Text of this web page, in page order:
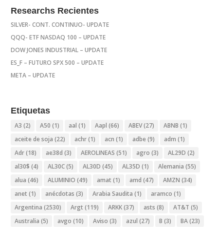
Researchs Recientes
SILVER- CONT. CONTINUO- UPDATE
QQQ- ETF NASDAQ 100 – UPDATE
DOW JONES INDUSTRIAL – UPDATE
ES_F – FUTURO SPX 500 – UPDATE
META – UPDATE
Etiquetas
A3 (2) A50 (1) aal (1) Aapl (66) ABEV(27) ABNB (1)
aceite de soja (22) achr(1) acn (1) adbe (9) adm (1)
Adr(18) ae38d (3) AEROLINEAS (51) agro (3) AL29D (2)
al30$ (4) AL30C(5) AL30D (45) AL35D (1) Alemania (55)
alua (46) ALUMINIO (49) amat (1) amd (47) AMZN (34)
anet (1) anécdotas (3) Arabia Saudita (1) aramco (1)
Argentina (2530) Argt (119) ARKK(37) asts (8) AT&T (5)
Australia (5) avgo (10) Aviso (3) azul (27) B (3) BA(23)